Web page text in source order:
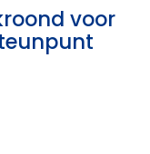
voor